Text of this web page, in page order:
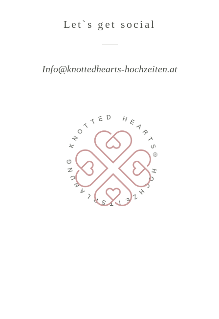
Let`s get social
Info@knottedhearts-hochzeiten.at
K
N
O
T
T E D H E
A
R
T
S
®
H
O
C
H
Z
E
I
T
S
P
L
A
N
U
N
G